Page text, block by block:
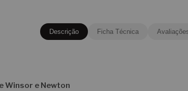
Descrição Ficha Técnica
Winsor e Newton